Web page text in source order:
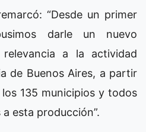
“Desde un primer
darle un nuevo
a la actividad
de Buenos Aires, a partir
135 municipios y todos
esta producción”.